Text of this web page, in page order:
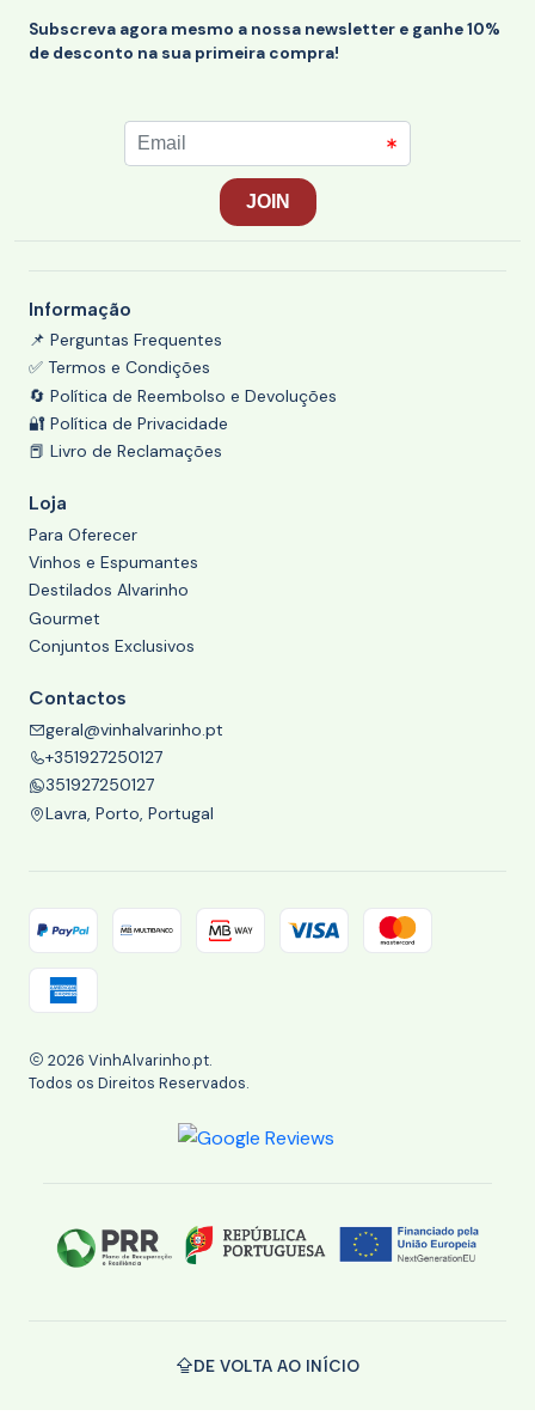
Subscreva agora mesmo a nossa newsletter e ganhe 10%
de desconto na sua primeira compra!
Informação
📌 Perguntas Frequentes
✅ Termos e Condições
🔄 Política de Reembolso e Devoluções
🔐 Política de Privacidade
📕 Livro de Reclamações
Loja
Para Oferecer
Vinhos e Espumantes
Destilados Alvarinho
Gourmet
Conjuntos Exclusivos
Contactos
geral@vinhalvarinho.pt
+351927250127
351927250127
Lavra, Porto, Portugal
2026 VinhAlvarinho.pt.
Todos os Direitos Reservados.
DE VOLTA AO INÍCIO